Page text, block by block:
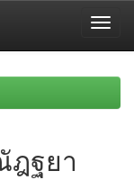
ฎฐยา